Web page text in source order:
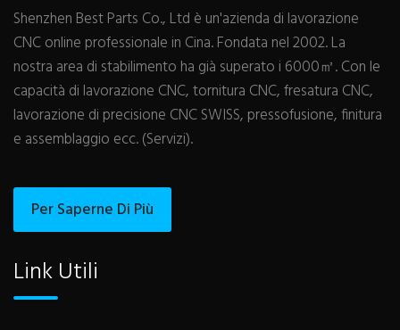
Shenzhen Best Parts Co., Ltd è un'azienda di lavorazione
CNC online professionale in Cina. Fondata nel 2002. La
nostra area di stabilimento ha già superato i 6000㎡. Con le
capacità di lavorazione CNC, tornitura CNC, fresatura CNC,
lavorazione di precisione CNC SWISS, pressofusione, finitura
e assemblaggio ecc. (Servizi).
Per Saperne Di Più
Link Utili